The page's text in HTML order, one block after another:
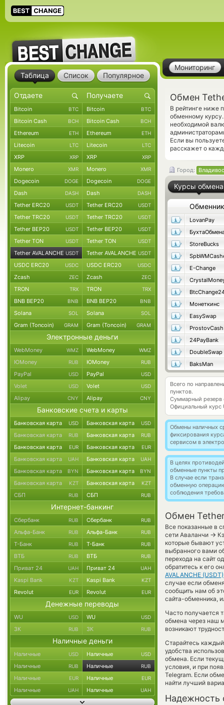
Мониторинг
Обмен
В рейтинге ниже
обменному
необходимой
Если вы
расскажет о
Город:
Курсы обмена
Обменник
LovanPay
StoreBucks
E-Change
Монеткинс
EasySwap
ProstovCash
24PayBank
DoubleSwap
BaksMan
Всего по
пунктов.
Суммарный резерв
Официальный курс
Обмены наличных
фиксирования
сервисом в
В целях
обменные пункты
В случае если
обменную
соблюдения
Обмен Tether
Все показанные в
сети Аваланчи →
которые бывают
выбранного вами
перехода на сайт
обратитесь к его
AVALANCHE (USDT)
случае если
сообщить нам об
сайта-обменника,
Часто получается
обмена через наш
возникают
Старайтесь
удобства
обмена. Если
условия, и при
Telegram. Если
найти лучший
Надежность
Таблица Список Популярное
Bitcoin BTC Bitcoin BTC
Bitcoin Cash BCH Bitcoin Cash BCH
Ethereum ETH Ethereum ETH
Litecoin LTC Litecoin LTC
XRP XRP XRP XRP
Monero XMR Monero XMR
Dogecoin DOGE Dogecoin DOGE
Dash DASH Dash DASH
Tether ERC20 USDT Tether ERC20 USDT
Tether TRC20 USDT Tether TRC20 USDT
Tether BEP20 USDT Tether BEP20 USDT
Tether TON USDT Tether TON USDT
Tether AVALANCHE USDT Tether AVALANCHE USDT
USDC ERC20 USDC USDC ERC20 USDC
Zcash ZEC Zcash ZEC
TRON TRX TRON TRX
BNB BEP20 BNB BNB BEP20 BNB
Solana SOL Solana SOL
Gram (Toncoin) GRAM Gram (Toncoin) GRAM
Электронные деньги
WebMoney WMZ WebMoney WMZ
ЮMoney RUB ЮMoney RUB
PayPal USD PayPal USD
Volet USD Volet USD
Alipay CNY Alipay CNY
Банковские счета и карты
Банковская карта USD Банковская карта USD
Банковская карта RUB Банковская карта RUB
Банковская карта EUR Банковская карта EUR
Банковская карта UAH Банковская карта UAH
Банковская карта BYN Банковская карта BYN
Банковская карта KZT Банковская карта KZT
СБП RUB СБП RUB
Интернет-банкинг
Сбербанк RUB Сбербанк RUB
Альфа-Банк RUB Альфа-Банк RUB
Т-Банк RUB Т-Банк RUB
ВТБ RUB ВТБ RUB
Приват 24 UAH Приват 24 UAH
Kaspi Bank KZT Kaspi Bank KZT
Revolut EUR Revolut EUR
Денежные переводы
WU USD WU USD
ЗК RUB ЗК RUB
Наличные деньги
Наличные USD Наличные USD
Наличные RUB Наличные RUB
Наличные EUR Наличные EUR
Наличные UAH Наличные UAH